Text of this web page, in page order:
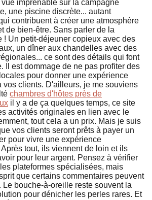
imprenable sur la campagne
une piscine discrète... autant
contribuent à créer une atmosphère
de bien-être. Sans parler de la
! Un petit-déjeuner copieux avec des
un dîner aux chandelles avec des
ce sont des détails qui font
Il est dommage de ne pas profiter des
pour donner une expérience
vos clients. D'ailleurs, je me souviens
chambres d'hôtes près de
il y a de ça quelques temps, ce site
activités originales en lien avec le
tout cela a un prix. Mais je suis
vos clients seront prêts à payer un
pour vivre une expérience
tout, ils viennent de loin et ils
pour leur argent. Pensez à vérifier
plateformes spécialisées, mais
que certains commentaires peuvent
Le bouche-à-oreille reste souvent la
pour dénicher les perles rares. Et